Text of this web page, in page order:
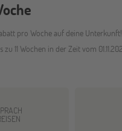
pro Woche auf deine
11 Wochen in der Zeit vom